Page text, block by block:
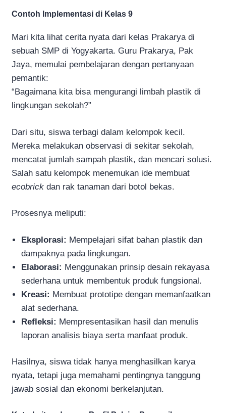
Contoh Implementasi di Kelas 9
Mari kita lihat cerita nyata dari kelas Prakarya di
sebuah SMP di Yogyakarta. Guru Prakarya, Pak
Jaya, memulai pembelajaran dengan pertanyaan
pemantik:
“Bagaimana kita bisa mengurangi limbah plastik di
lingkungan sekolah?”
Dari situ, siswa terbagi dalam kelompok kecil.
Mereka melakukan observasi di sekitar sekolah,
mencatat jumlah sampah plastik, dan mencari solusi.
Salah satu kelompok menemukan ide membuat
ecobrick dan rak tanaman dari botol bekas.
Prosesnya meliputi:
Eksplorasi: Mempelajari sifat bahan plastik dan
dampaknya pada lingkungan.
Elaborasi: Menggunakan prinsip desain rekayasa
sederhana untuk membentuk produk fungsional.
Kreasi: Membuat prototipe dengan memanfaatkan
alat sederhana.
Refleksi: Mempresentasikan hasil dan menulis
laporan analisis biaya serta manfaat produk.
Hasilnya, siswa tidak hanya menghasilkan karya
nyata, tetapi juga memahami pentingnya tanggung
jawab sosial dan ekonomi berkelanjutan.